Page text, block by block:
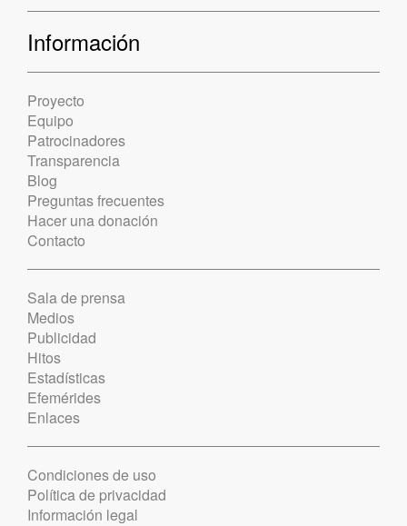
Información
Proyecto
Equipo
Patrocinadores
Transparencia
Blog
Preguntas frecuentes
Hacer una donación
Contacto
Sala de prensa
Medios
Publicidad
Hitos
Estadísticas
Efemérides
Enlaces
Condiciones de uso
Política de privacidad
Información legal